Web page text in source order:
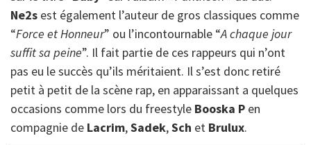
Ne2s est également l’auteur de gros classiques comme
“Force et Honneur” ou l’incontournable “A chaque jour
suffit sa peine”. Il fait partie de ces rappeurs qui n’ont
pas eu le succès qu’ils méritaient. Il s’est donc retiré
petit à petit de la scène rap, en apparaissant a quelques
occasions comme lors du freestyle Booska P en
compagnie de Lacrim,Sadek,Sch et Brulux.